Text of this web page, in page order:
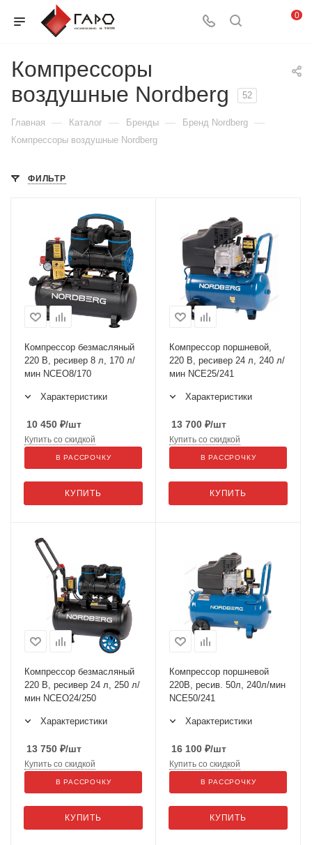
0
Компрессоры
воздушные Nordberg
52
Главная — Каталог — Бренды — Бренд Nordberg —
Компрессоры воздушные Nordberg
ФИЛЬТР
Компрессор безмасляный
220 В, ресивер 8 л, 170 л/
мин NCEO8/170
Характеристики
10 450 ₽/шт
КУПИТЬ
Купить со скидкой
В РАССРОЧКУ
Компрессор поршневой,
220 В, ресивер 24 л, 240 л/
мин NCE25/241
Характеристики
13 700 ₽/шт
КУПИТЬ
Купить со скидкой
В РАССРОЧКУ
Компрессор безмасляный
220 В, ресивер 24 л, 250 л/
мин NCEO24/250
Характеристики
13 750 ₽/шт
КУПИТЬ
Купить со скидкой
В РАССРОЧКУ
Компрессор поршневой
220В, ресив. 50л, 240л/мин
NCE50/241
Характеристики
16 100 ₽/шт
КУПИТЬ
Купить со скидкой
В РАССРОЧКУ